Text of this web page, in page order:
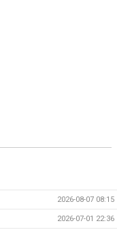
2026-08-07 08:15
2026-07-01 22:36